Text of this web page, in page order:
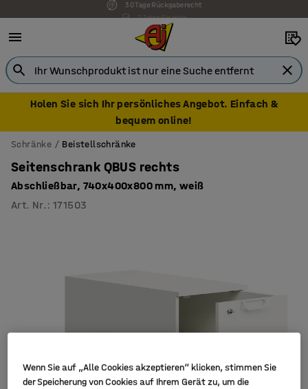
7 Jahre Garantie
Holen Sie sich Ihr persönliches Angebot. Einfach &
bequem online!
Schränke Beistellschränke
Seitenschrank QBUS rechts
Abschließbar, 740x400x800 mm, weiß
Art. Nr. :171503
Wenn Sie auf „Alle Cookies akzeptieren“ klicken, stimmen Sie
der Speicherung von Cookies auf Ihrem Gerät zu, um die